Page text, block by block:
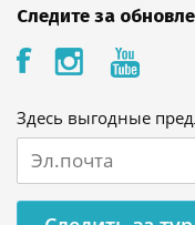
Следите за
Здесь выгодные